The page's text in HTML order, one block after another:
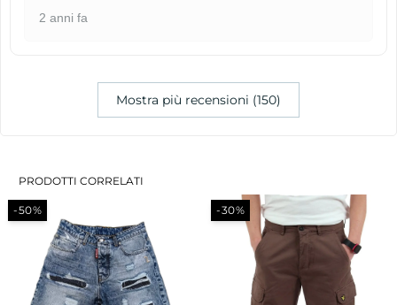
2 anni fa
Mostra più recensioni (150)
PRODOTTI CORRELATI
-30% -30%